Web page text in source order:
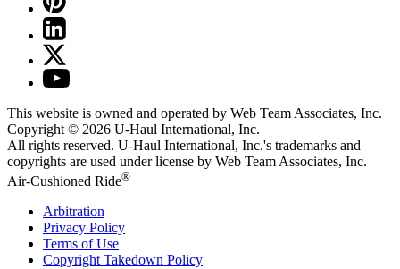
This website is owned and operated by Web Team Associates, Inc.
Copyright © 2026 U-Haul International, Inc.
All rights reserved. U-Haul International, Inc.'s trademarks and
copyrights are used under license by Web Team Associates, Inc.
Air-Cushioned Ride®
Arbitration
Privacy Policy
Terms of Use
Copyright Takedown Policy